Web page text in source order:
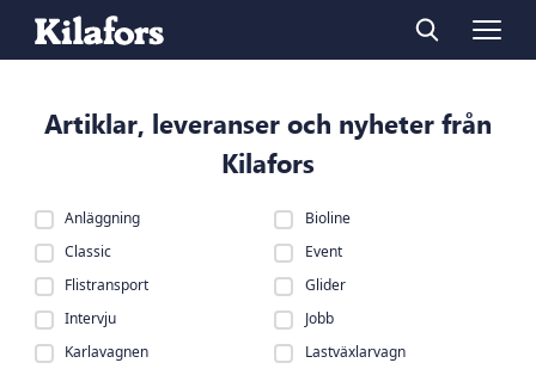
Artiklar, leveranser och nyheter från
Kilafors
Anläggning
Bioline
Classic
Event
Flistransport
Glider
Intervju
Jobb
Karlavagnen
Lastväxlarvagn